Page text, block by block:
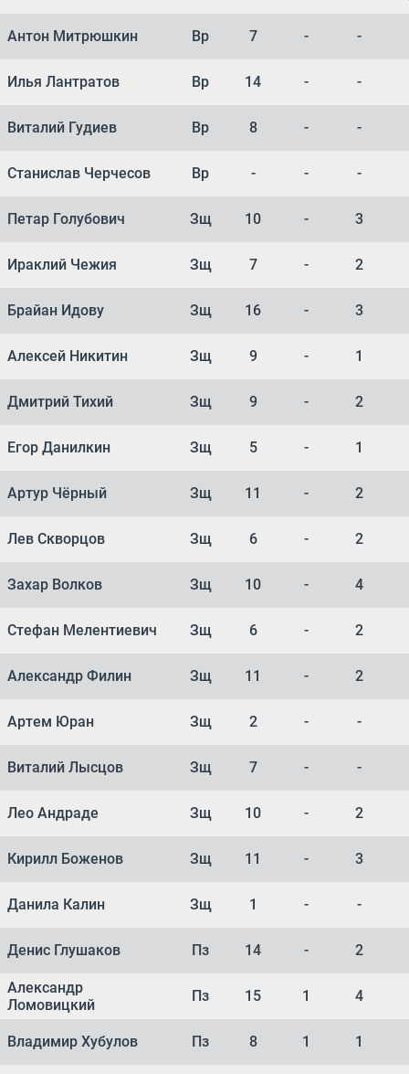
Антон Митрюшкин Вр 7 - -
Илья Лантратов Вр 14 - -
Виталий Гудиев Вр 8 - -
Станислав Черчесов Вр - - -
Петар Голубович Зщ 10 - 3
Ираклий Чежия Зщ 7 - 2
Брайан Идову Зщ 16 - 3
Алексей Никитин Зщ 9 - 1
Дмитрий Тихий Зщ 9 - 2
Егор Данилкин Зщ 5 - 1
Артур Чёрный Зщ 11 - 2
Лев Скворцов Зщ 6 - 2
Захар Волков Зщ 10 - 4
Стефан Мелентиевич Зщ 6 - 2
Александр Филин Зщ 11 - 2
Артем Юран Зщ 2 - -
Виталий Лысцов Зщ 7 - -
Лео Андраде Зщ 10 - 2
Кирилл Боженов Зщ 11 - 3
Данила Калин Зщ 1 - -
Денис Глушаков Пз 14 - 2
Александр
Ломовицкий
Пз 15 1 4
Владимир Хубулов Пз 8 1 1